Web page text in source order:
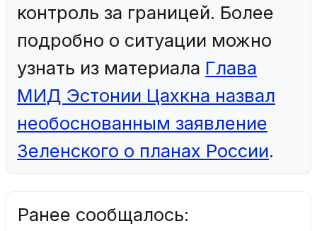
контроль за границей. Более
подробно о ситуации можно
узнать из материала Глава
МИД Эстонии Цахкна назвал
необоснованным заявление
Зеленского о планах России.
Ранее сообщалось: